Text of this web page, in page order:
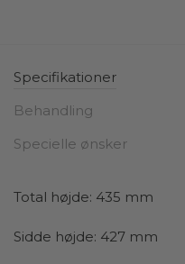
Træets naturlige
designet af træbænken.
giver hver bænk et unikt
indbydende stemning,
moderne og mere
Specifikationer
Behandling
Specielle ønsker
Total højde: 435 mm
Sidde højde: 427 mm